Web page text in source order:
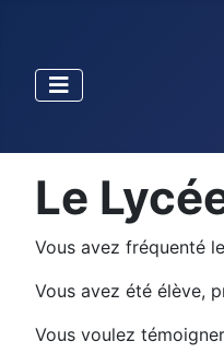
Le
Vous avez fréquenté
Vous avez été élève,
Vous voulez